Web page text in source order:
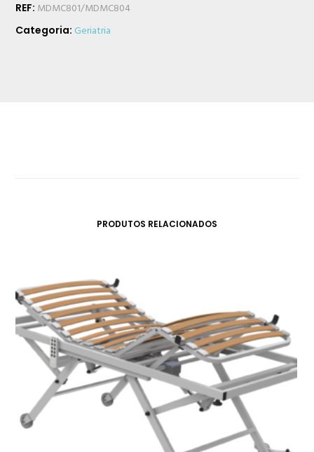
REF: MDMC801/MDMC804
Categoria: Geriatria
PRODUTOS RELACIONADOS